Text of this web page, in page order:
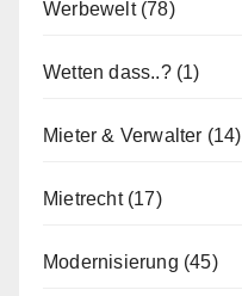
Werbewelt(78)
Wetten dass..?(1)
Mieter & Verwalter (14)
Mietrecht(17)
Modernisierung (45)